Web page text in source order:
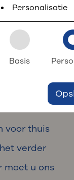
regelen. Met
plaatsen
en moet u
voor thuis
verder
moet u ons
Personalisatie
Basis